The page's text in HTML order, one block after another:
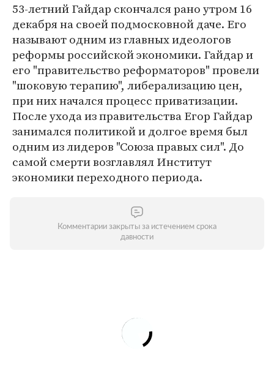
53-летний Гайдар скончался рано утром 16
декабря на своей подмосковной даче. Его
называют одним из главных идеологов
реформы российской экономики. Гайдар и
его "правительство реформаторов" провели
"шоковую терапию", либерализацию цен,
при них начался процесс приватизации.
После ухода из правительства Егор Гайдар
занимался политикой и долгое время был
одним из лидеров "Союза правых сил". До
самой смерти возглавлял Институт
экономики переходного периода.
Комментарии закрыты за истечением срока
давности